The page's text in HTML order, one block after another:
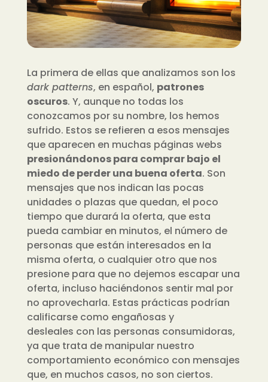
La primera de ellas que analizamos son los
dark patterns, en español, patrones
oscuros. Y, aunque no todas los
conozcamos por su nombre, los hemos
sufrido. Estos se refieren a esos mensajes
que aparecen en muchas páginas webs
presionándonos para comprar bajo el
miedo de perder una buena oferta. Son
mensajes que nos indican las pocas
unidades o plazas que quedan, el poco
tiempo que durará la oferta, que esta
pueda cambiar en minutos, el número de
personas que están interesados en la
misma oferta, o cualquier otro que nos
presione para que no dejemos escapar una
oferta, incluso haciéndonos sentir mal por
no aprovecharla. Estas prácticas podrían
calificarse como engañosas y
desleales con las personas consumidoras,
ya que trata de manipular nuestro
comportamiento económico con mensajes
que, en muchos casos, no son ciertos.